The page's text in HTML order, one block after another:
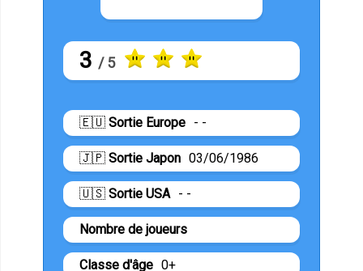
3 / 5
🇪🇺 Sortie Europe - -
🇯🇵 Sortie Japon 03/06/1986
🇺🇸 Sortie USA - -
Nombre de joueurs
Classe d'âge 0+